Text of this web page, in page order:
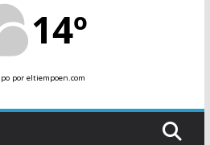
14º
por eltiempoen.com